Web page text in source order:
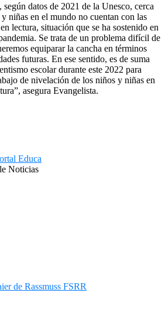
datos de 2021 de la Unesco, cerca
niñas en el mundo no cuentan con las
lectura, situación que se ha sostenido en
Se trata de un problema difícil de
equiparar la cancha en términos
futuras. En ese sentido, es de suma
escolar durante este 2022 para
de nivelación de los niños y niñas en
asegura Evangelista.
Noticias
de Rassmuss FSRR